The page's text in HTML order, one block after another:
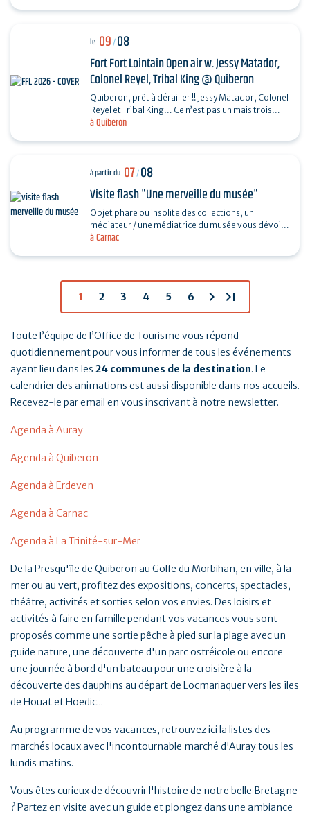
à Quiberon
le 09/08
Fort Fort Lointain Open air w. Jessy Matador,
Colonel Reyel, Tribal King @ Quiberon
Quiberon, prêt à dérailler !! Jessy Matador, Colonel
Reyel et Tribal King… Ce n’est pas un mais trois
artistes que nous invitons le dimanche 9…
à Carnac
à partir du 07/08
Visite flash "Une merveille du musée"
Objet phare ou insolite des collections, un
médiateur / une médiatrice du musée vous dévoile
son histoire. Sans réservation. Durée 30…
1 2 3 4 5 6 chevron_right last_page
Toute l’équipe de l’Office de Tourisme vous répond
quotidiennement pour vous informer de tous les événements
ayant lieu dans les 24 communes de la destination. Le
calendrier des animations est aussi disponible dans nos accueils.
Recevez-le par email en vous inscrivant à notre newsletter.
Agenda à Auray
Agenda à Quiberon
Agenda à Erdeven
Agenda à Carnac
Agenda à La Trinité-sur-Mer
De la Presqu'île de Quiberon au Golfe du Morbihan, en ville, à la
mer ou au vert, profitez des expositions, concerts, spectacles,
théâtre, activités et sorties selon vos envies. Des loisirs et
activités à faire en famille pendant vos vacances vous sont
proposés comme une sortie pêche à pied sur la plage avec un
guide nature, une découverte d'un parc ostréicole ou encore
une journée à bord d'un bateau pour une croisière à la
découverte des dauphins au départ de Locmariaquer vers les îles
de Houat et Hoedic...
Au programme de vos vacances, retrouvez ici la listes des
marchés locaux avec l'incontournable marché d'Auray tous les
lundis matins.
Vous êtes curieux de découvrir l'histoire de notre belle Bretagne
? Partez en visite avec un guide et plongez dans une ambiance